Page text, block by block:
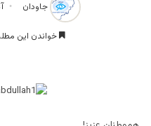
جاودان
خواندن این مطلب 2 دقیقه زمان